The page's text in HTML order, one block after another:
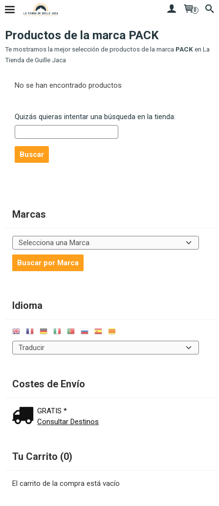
0
Marcas
Idioma
Costes de Envío
GRATIS *
Consultar Destinos
Tu Carrito (0)
El carrito de la compra está vacío
Productos de la marca PACK
Te mostramos la mejor selección de productos de la marca PACKen La
Tienda de Guille Jaca
No se han encontrado productos
Quizás quieras intentar una búsqueda en la tienda: